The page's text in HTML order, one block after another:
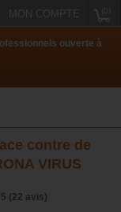
MON COMPTE
ouverte à
contre de
VIRUS
(22 avis)